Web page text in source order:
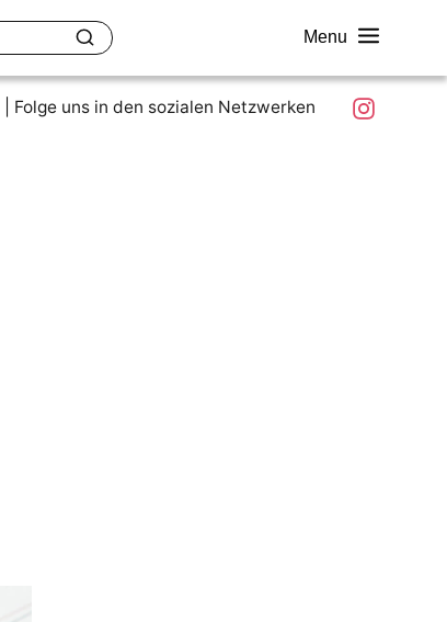
Menu
Was ist colour.education?
Ziele und Mitmachen
Folge uns in den sozialen Netzwerken Instagram